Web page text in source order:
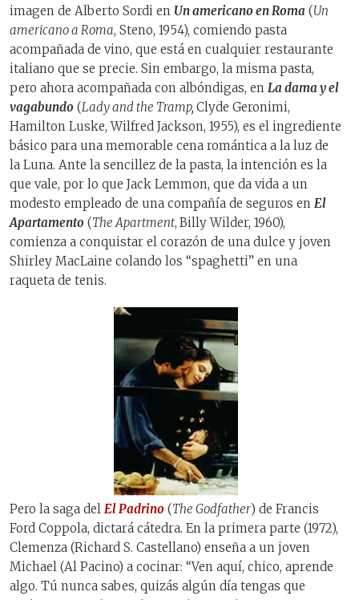
imagen de Alberto Sordi en Un americano en Roma (Un
americano a Roma, Steno, 1954), comiendo pasta
acompañada de vino, que está en cualquier restaurante
italiano que se precie. Sin embargo, la misma pasta,
pero ahora acompañada con albóndigas, en La dama y el
vagabundo (Lady and the Tramp, Clyde Geronimi,
Hamilton Luske, Wilfred Jackson, 1955), es el ingrediente
básico para una memorable cena romántica a la luz de
la Luna. Ante la sencillez de la pasta, la intención es la
que vale, por lo que Jack Lemmon, que da vida a un
modesto empleado de una compañía de seguros en El
Apartamento (The Apartment, Billy Wilder, 1960),
comienza a conquistar el corazón de una dulce y joven
Shirley MacLaine colando los “spaghetti” en una
raqueta de tenis.
Pero la saga del El Padrino (The Godfather) de Francis
Ford Coppola, dictará cátedra. En la primera parte (1972),
Clemenza (Richard S. Castellano) enseña a un joven
Michael (Al Pacino) a cocinar: “Ven aquí, chico, aprende
algo. Tú nunca sabes, quizás algún día tengas que